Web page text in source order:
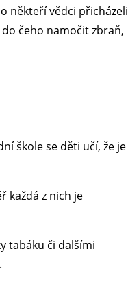
někteří vědci přicházeli
čeho namočit zbraň,
škole se děti učí, že je
každá z nich je
tabáku či dalšími